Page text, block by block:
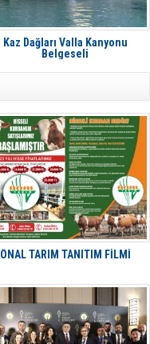
Kaz Dağları Valla Kanyonu
Belgeseli
ÖNAL TARIM TANITIM FİLMİ